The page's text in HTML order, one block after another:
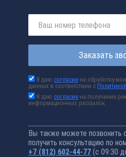
Заказать
Я даюсогласие на обработку
данных в соответствии с
Я даюсогласие на получение
информационных рассылок
Вы также можете позвонить
получить консультацию по
+7 (812) 602-44-77 (с 09:30